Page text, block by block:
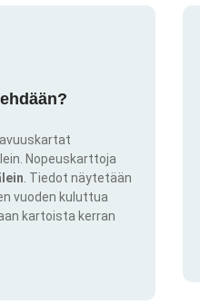
Nopeuskarttoja
. Tiedot näytetään
vuoden kuluttua
kartoista kerran